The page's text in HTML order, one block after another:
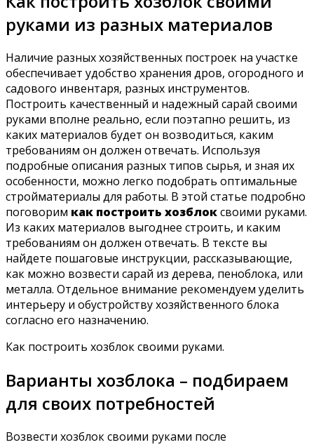
руками из разных материалов
Наличие разных хозяйственных построек на участке
обеспечивает удобство хранения дров, огородного и
садового инвентаря, разных инструментов.
Построить качественный и надежный сарай своими
руками вполне реально, если поэтапно решить, из
каких материалов будет он возводиться, каким
требованиям он должен отвечать. Используя
подробные описания разных типов сырья, и зная их
особенности, можно легко подобрать оптимальные
стройматериалы для работы. В этой статье подробно
поговорим как построить хозблоксвоими руками.
Из каких материалов выгоднее строить, и каким
требованиям он должен отвечать. В тексте вы
найдете пошаговые инструкции, рассказывающие,
как можно возвести сарай из дерева, пеноблока, или
металла. Отдельное внимание рекомендуем уделить
интерьеру и обустройству хозяйственного блока
согласно его назначению.
Как построить хозблок своими руками.
Варианты хозблока – подбираем
для своих потребностей
Возвести хозблок своими руками после